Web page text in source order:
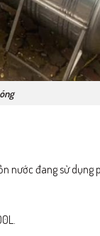
nước đang sử dụng